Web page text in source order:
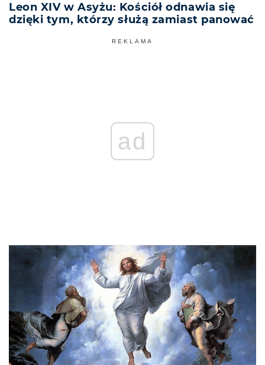
Leon XIV w Asyżu: Kościół odnawia się
dzięki tym, którzy służą zamiast panować
REKLAMA
ad